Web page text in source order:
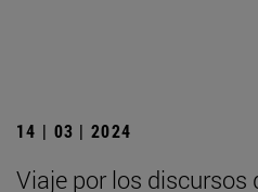
14 | 03 | 2024
Viaje por los discursos